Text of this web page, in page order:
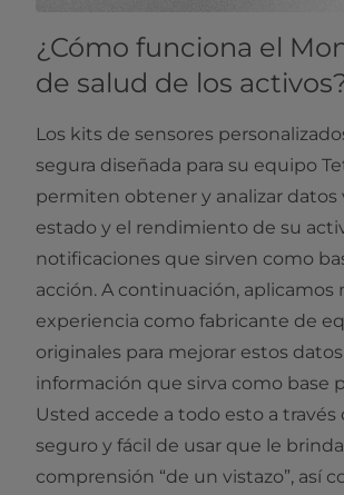
¿Cómo funciona el
de salud de los
Los kits de sensores
segura diseñada para su equipo
permiten obtener y analizar datos
estado y el rendimiento de su
notificaciones que sirven como
acción. A continuación, aplicamos
experiencia como fabricante de
originales para mejorar estos
información que sirva como base
Usted accede a todo esto a través
seguro y fácil de usar que le
comprensión “de un vistazo”, así